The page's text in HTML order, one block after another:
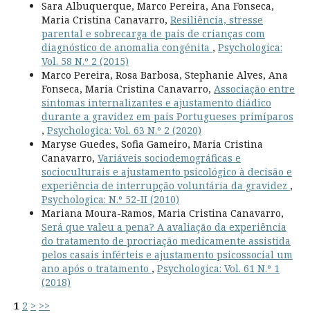
Sara Albuquerque, Marco Pereira, Ana Fonseca,
Maria Cristina Canavarro, Resiliência, stresse
parental e sobrecarga de pais de crianças com
diagnóstico de anomalia congénita , Psychologica:
Vol. 58 N.º 2 (2015)
Marco Pereira, Rosa Barbosa, Stephanie Alves, Ana
Fonseca, Maria Cristina Canavarro, Associação entre
sintomas internalizantes e ajustamento diádico
durante a gravidez em pais Portugueses primíparos
, Psychologica: Vol. 63 N.º 2 (2020)
Maryse Guedes, Sofia Gameiro, Maria Cristina
Canavarro, Variáveis sociodemográficas e
socioculturais e ajustamento psicológico à decisão e
experiência de interrupção voluntária da gravidez ,
Psychologica: N.º 52-II (2010)
Mariana Moura-Ramos, Maria Cristina Canavarro,
Será que valeu a pena? A avaliação da experiência
do tratamento de procriação medicamente assistida
pelos casais inférteis e ajustamento psicossocial um
ano após o tratamento , Psychologica: Vol. 61 N.º 1
(2018)
1 2 > >>